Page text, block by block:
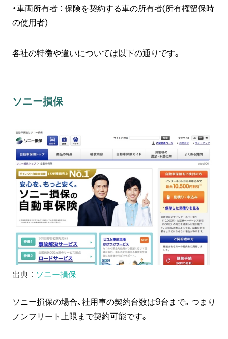
・車両所有者 : 保険を契約する車の所有者(所有権留保時
の使用者)
各社の特徴や違いについては以下の通りです。
ソニー損保
出典 : ソニー損保
ソニー損保の場合、社用車の契約台数は9台まで。つまり
ノンフリート上限まで契約可能です。